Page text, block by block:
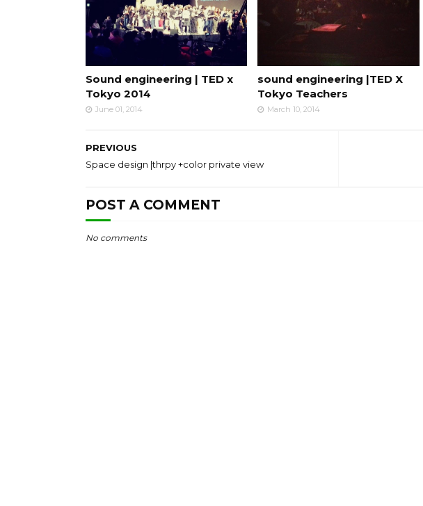
Sound engineering | TED x
Tokyo 2014
June 01, 2014
sound engineering |TED X
Tokyo Teachers
March 10, 2014
PREVIOUS
Space design |thrpy +color private view
POST A COMMENT
No comments